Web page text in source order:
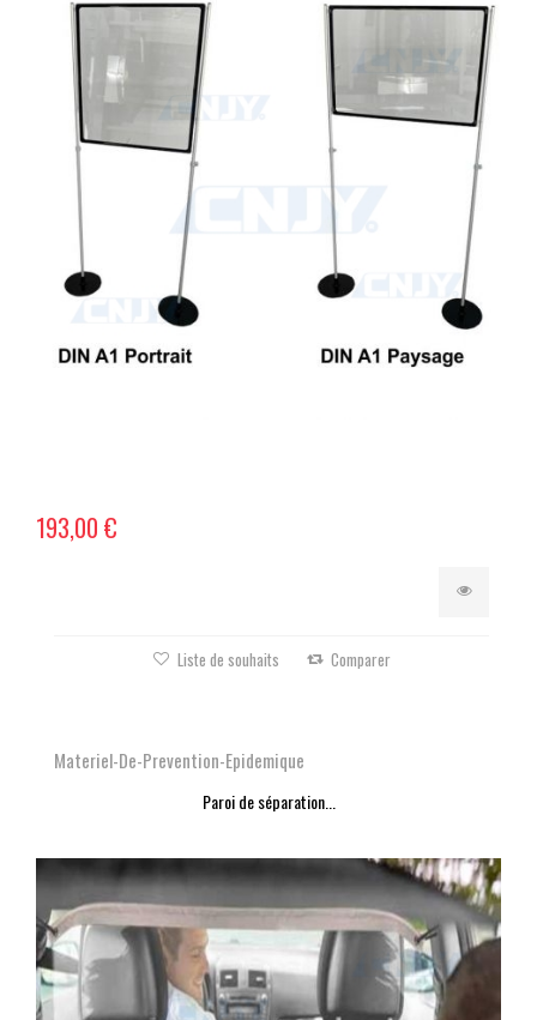
193,00 €
Liste de souhaits Comparer
Materiel-De-Prevention-Epidemique
Paroi de séparation...